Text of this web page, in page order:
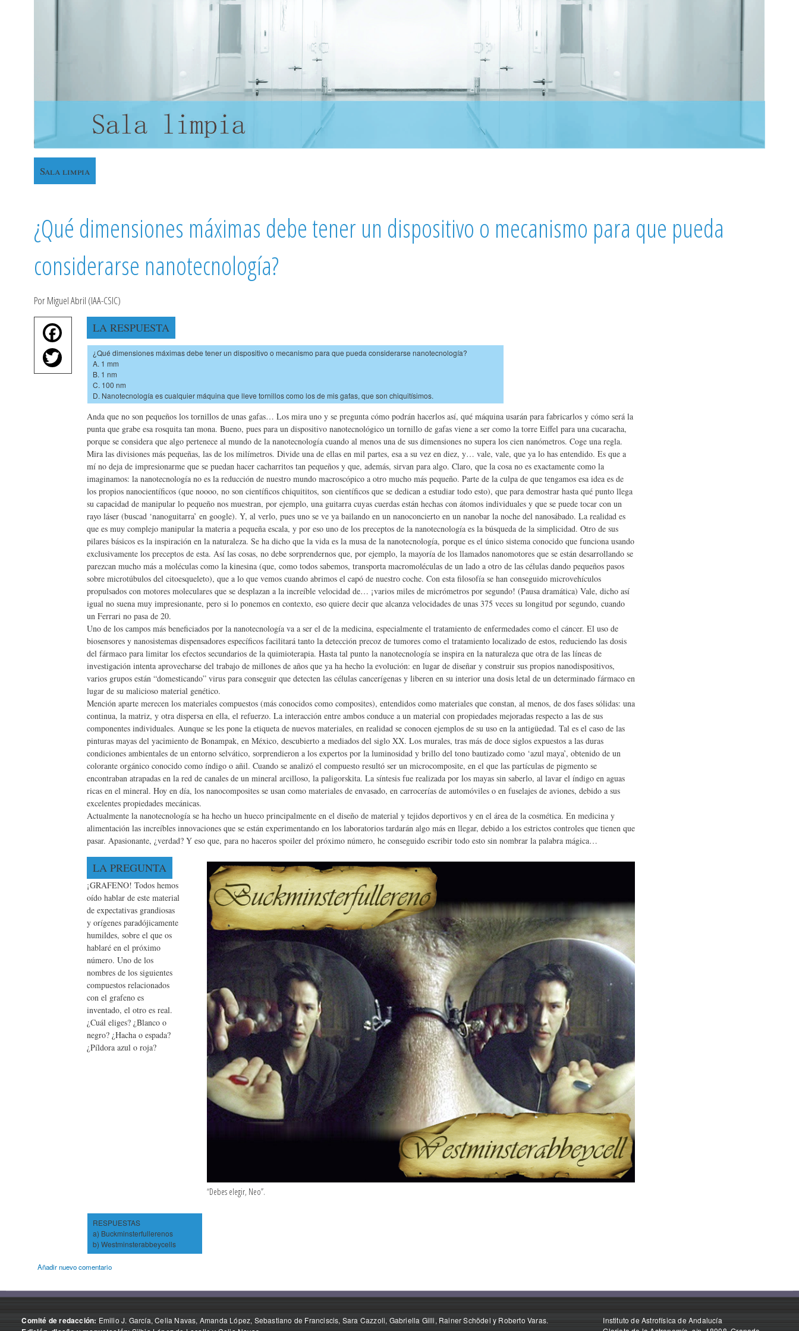
Sala limpia
¿Qué dimensiones máximas debe tener un dispositivo o mecanismo para que pueda
considerarse nanotecnología?
Por Miguel Abril (IAA-CSIC)
bo
wi
LA RESPUESTA
¿Qué dimensiones máximas debe tener un dispositivo o mecanismo para que pueda considerarse nanotecnología?
A. 1 mm
B. 1 nm
C. 100 nm
D. Nanotecnología es cualquier máquina que lleve tornillos como los de mis gafas, que son chiquitísimos.
Anda que no son pequeños los tornillos de unas gafas… Los mira uno y se pregunta cómo podrán hacerlos así, qué máquina usarán para fabricarlos y cómo será la
punta que grabe esa rosquita tan mona. Bueno, pues para un dispositivo nanotecnológico un tornillo de gafas viene a ser como la torre Eiffel para una cucaracha,
porque se considera que algo pertenece al mundo de la nanotecnología cuando al menos una de sus dimensiones no supera los cien nanómetros. Coge una regla.
Mira las divisiones más pequeñas, las de los milímetros. Divide una de ellas en mil partes, esa a su vez en diez, y… vale, vale, que ya lo has entendido. Es que a
mí no deja de impresionarme que se puedan hacer cacharritos tan pequeños y que, además, sirvan para algo. Claro, que la cosa no es exactamente como la
imaginamos: la nanotecnología no es la reducción de nuestro mundo macroscópico a otro mucho más pequeño. Parte de la culpa de que tengamos esa idea es de
los propios nanocientíficos (que noooo, no son científicos chiquititos, son científicos que se dedican a estudiar todo esto), que para demostrar hasta qué punto llega
su capacidad de manipular lo pequeño nos muestran, por ejemplo, una guitarra cuyas cuerdas están hechas con átomos individuales y que se puede tocar con un
rayo láser (buscad ‘nanoguitarra’ en google). Y, al verlo, pues uno se ve ya bailando en un nanoconcierto en un nanobar la noche del nanosábado. La realidad es
que es muy complejo manipular la materia a pequeña escala, y por eso uno de los preceptos de la nanotecnología es la búsqueda de la simplicidad. Otro de sus
pilares básicos es la inspiración en la naturaleza. Se ha dicho que la vida es la musa de la nanotecnología, porque es el único sistema conocido que funciona usando
exclusivamente los preceptos de esta. Así las cosas, no debe sorprendernos que, por ejemplo, la mayoría de los llamados nanomotores que se están desarrollando se
parezcan mucho más a moléculas como la kinesina (que, como todos sabemos, transporta macromoléculas de un lado a otro de las células dando pequeños pasos
sobre microtúbulos del citoesqueleto), que a lo que vemos cuando abrimos el capó de nuestro coche. Con esta filosofía se han conseguido microvehículos
propulsados con motores moleculares que se desplazan a la increíble velocidad de… ¡varios miles de micrómetros por segundo! (Pausa dramática) Vale, dicho así
igual no suena muy impresionante, pero si lo ponemos en contexto, eso quiere decir que alcanza velocidades de unas 375 veces su longitud por segundo, cuando
un Ferrari no pasa de 20.
Uno de los campos más beneficiados por la nanotecnología va a ser el de la medicina, especialmente el tratamiento de enfermedades como el cáncer. El uso de
biosensores y nanosistemas dispensadores específicos facilitará tanto la detección precoz de tumores como el tratamiento localizado de estos, reduciendo las dosis
del fármaco para limitar los efectos secundarios de la quimioterapia. Hasta tal punto la nanotecnología se inspira en la naturaleza que otra de las líneas de
investigación intenta aprovecharse del trabajo de millones de años que ya ha hecho la evolución: en lugar de diseñar y construir sus propios nanodispositivos,
varios grupos están “domesticando” virus para conseguir que detecten las células cancerígenas y liberen en su interior una dosis letal de un determinado fármaco en
lugar de su malicioso material genético.
Mención aparte merecen los materiales compuestos (más conocidos como composites), entendidos como materiales que constan, al menos, de dos fases sólidas: una
continua, la matriz, y otra dispersa en ella, el refuerzo. La interacción entre ambos conduce a un material con propiedades mejoradas respecto a las de sus
componentes individuales. Aunque se les pone la etiqueta de nuevos materiales, en realidad se conocen ejemplos de su uso en la antigüedad. Tal es el caso de las
pinturas mayas del yacimiento de Bonampak, en México, descubierto a mediados del siglo XX. Los murales, tras más de doce siglos expuestos a las duras
condiciones ambientales de un entorno selvático, sorprendieron a los expertos por la luminosidad y brillo del tono bautizado como ‘azul maya’, obtenido de un
colorante orgánico conocido como índigo o añil. Cuando se analizó el compuesto resultó ser un microcomposite, en el que las partículas de pigmento se
encontraban atrapadas en la red de canales de un mineral arcilloso, la paligorskita. La síntesis fue realizada por los mayas sin saberlo, al lavar el índigo en aguas
ricas en el mineral. Hoy en día, los nanocomposites se usan como materiales de envasado, en carrocerías de automóviles o en fuselajes de aviones, debido a sus
excelentes propiedades mecánicas.
Actualmente la nanotecnología se ha hecho un hueco principalmente en el diseño de material y tejidos deportivos y en el área de la cosmética. En medicina y
alimentación las increíbles innovaciones que se están experimentando en los laboratorios tardarán algo más en llegar, debido a los estrictos controles que tienen que
pasar. Apasionante, ¿verdad? Y eso que, para no haceros spoiler del próximo número, he conseguido escribir todo esto sin nombrar la palabra mágica…
“Debes elegir, Neo”.
LA PREGUNTA
¡GRAFENO! Todos hemos
oído hablar de este material
de expectativas grandiosas
y orígenes paradójicamente
humildes, sobre el que os
hablaré en el próximo
número. Uno de los
nombres de los siguientes
compuestos relacionados
con el grafeno es
inventado, el otro es real.
¿Cuál eliges? ¿Blanco o
negro? ¿Hacha o espada?
¿Píldora azul o roja?
RESPUESTAS
a) Buckminsterfullerenos
b) Westminsterabbeycells
Añadir nuevo comentario
Comité de redacción: Emilio J. García, Celia Navas, Amanda López, Sebastiano de Franciscis, Sara Cazzoli, Gabriella Gilli, Rainer Schödel y Roberto Varas.
Instituto de Astrofísica de Andalucía